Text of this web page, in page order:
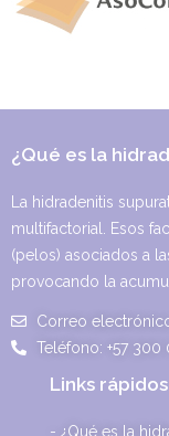
¿Qué es la
La hidradenitis
multifactorial. Esos
(pelos) asociados a
provocando la
Correo
Teléfono: +57
Links rápidos
- ¿Qué es la